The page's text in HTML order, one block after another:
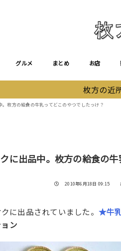
グルメ まとめ お店
枚方の近
。枚方の給食の牛乳ってどこのやつでしたっけ？
に出品中。枚方の給食の
投稿日
2010年6月18日 09:15
に出品されていました。 ★牛
ン